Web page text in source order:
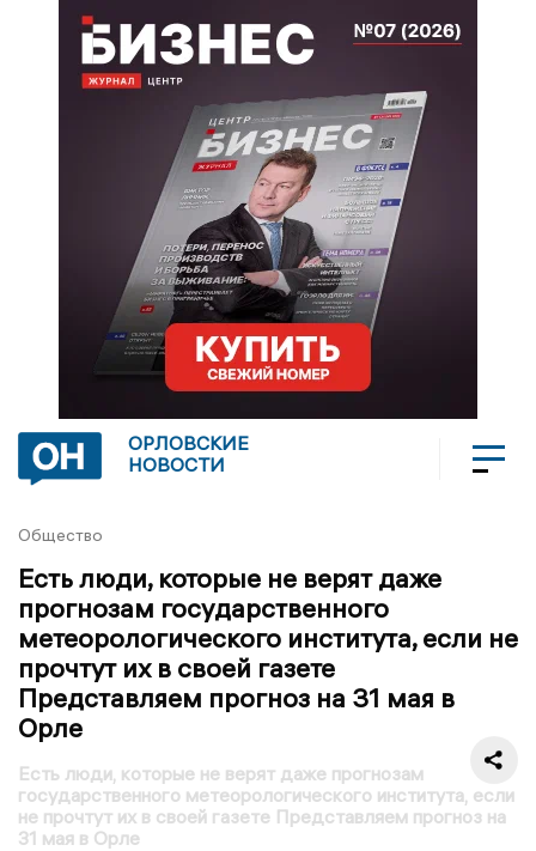
ОРЛОВСКИЕ
НОВОСТИ
Общество
Есть люди, которые не верят даже
прогнозам государственного
метеорологического института, если не
прочтут их в своей газете
Представляем прогноз на 31 мая в
Орле
Есть люди, которые не верят даже прогнозам
государственного метеорологического института, если
не прочтут их в своей газете Представляем прогноз на
31 мая в Орле